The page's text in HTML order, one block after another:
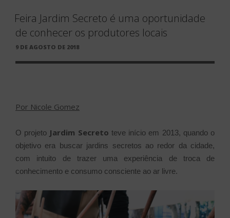
Feira Jardim Secreto é uma oportunidade
de conhecer os produtores locais
PUBLICADO
9 DE AGOSTO DE 2018
Por Nicole Gomez
O projeto Jardim Secreto teve início em 2013, quando o
objetivo era buscar jardins secretos ao redor da cidade,
com intuito de trazer uma experiência de troca de
conhecimento e consumo consciente ao ar livre.